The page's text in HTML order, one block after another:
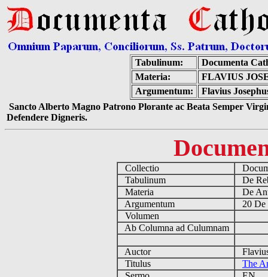
Tabulinum:
Documenta
Materia:
FLAVIUS
Argumentum:
Flavius
Sancto Alberto Magno Patrono Plorante ac Beata Semper
Defendere Digneris.
Collectio
Tabulinum
De
Materia
De
Argumentum
20
Volumen
Ab Columna ad Culumnam
Auctor
Titulus
The